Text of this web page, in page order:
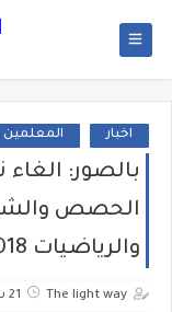
اخبار المعلمين
بالصور: الغاء
الحصص
والرياضيات 2018
The light way 21 سبتمبر 2017